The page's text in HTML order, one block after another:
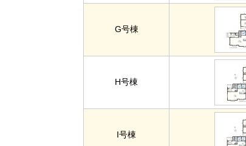
G号棟
H号棟
I号棟